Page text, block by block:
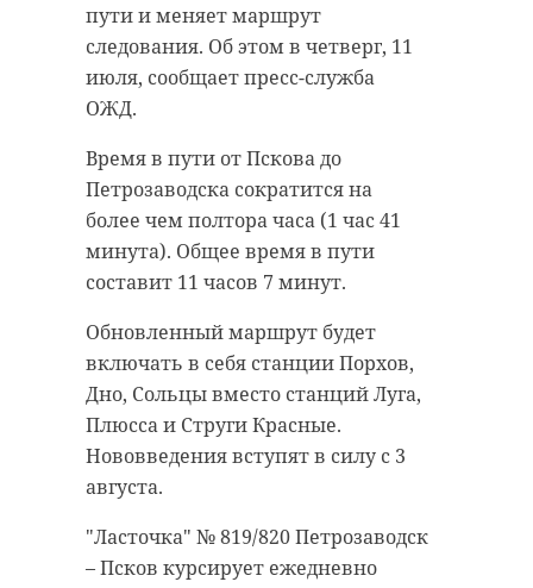
пути и меняет маршрут
следования. Об этом в четверг, 11
июля, сообщает пресс-служба
ОЖД.
Время в пути от Пскова до
Петрозаводска сократится на
более чем полтора часа (1 час 41
минута). Общее время в пути
составит 11 часов 7 минут.
Обновленный маршрут будет
включать в себя станции Порхов,
Дно, Сольцы вместо станций Луга,
Плюсса и Струги Красные.
Нововведения вступят в силу с 3
августа.
"Ласточка" № 819/820 Петрозаводск
– Псков курсирует ежедневно
Подписывайтесь на нас в
старый слой краски.
Реставрируют уникальные
витражи в морском стиле.
Впереди шпаклевка дома,
утепление пенькой,
антибиологическая и
противопожарная обработка.
добровольцы
реставрация усадьба
Подписывайтесь на нас в
чтобы историки-профессионалы
больше узнали о жизни Анны. В
этом году бельгийские архивы
рассекретят документы 100-
летней давности и, может тогда,
удастся узнать, какой была жизнь
Анны Беквор и других бельгийцев
в Сосновом Бору.
Поделиться статьей: